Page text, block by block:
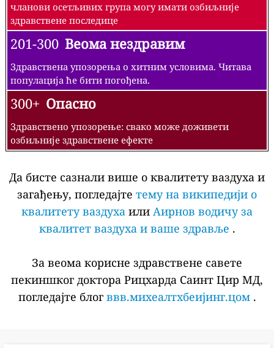
чланови осетљивих група могу имати озбиљније
здравствене последице
201-300 Веома нездравим
Здравствена упозорења о хитним условима. Читава
популација ће бити погођена.
300+ Опасно
Здравствено упозорење: свако може доживети
озбиљније здравствене ефекте
Да бисте сазнали више о квалитету ваздуха и
загађењу, погледајте тему на википедији о
квалитету ваздуха или Аирнов водичу за
квалитет ваздуха и ваше здравље .
За веома корисне здравствене савете
пекиншког доктора Рицхарда Саинт Цир МД,
погледајте блог ввв.михеалтхбеијинг.цом.